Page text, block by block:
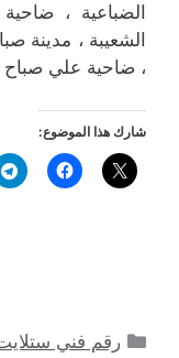
الضباعية ،
الشعيبة ، مدينة
، ضاحية علي صباح
شارك هذا الموضوع:
التصنيفات
رقم فني